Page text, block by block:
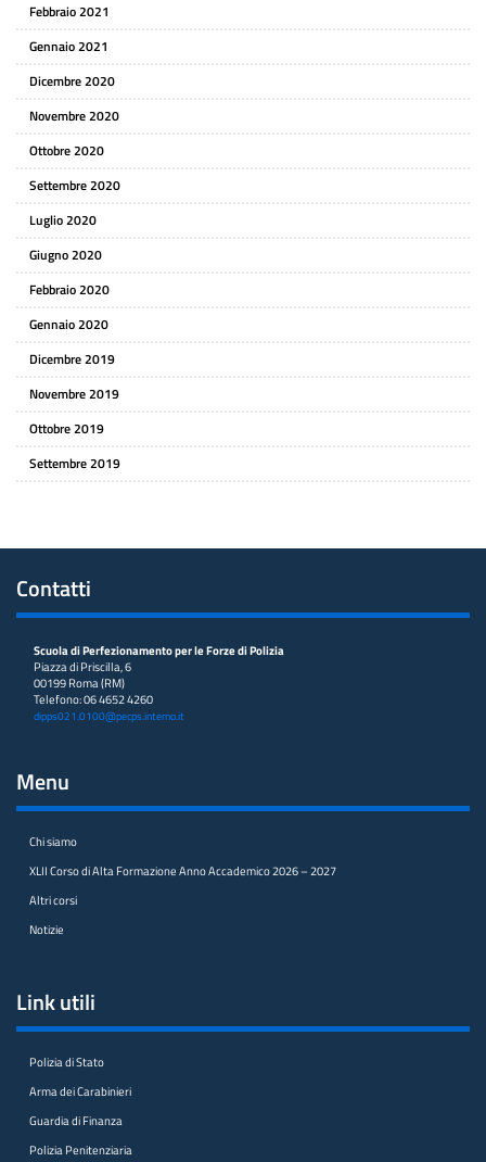
Febbraio 2021
Gennaio 2021
Dicembre 2020
Novembre 2020
Ottobre 2020
Settembre 2020
Luglio 2020
Giugno 2020
Febbraio 2020
Gennaio 2020
Dicembre 2019
Novembre 2019
Ottobre 2019
Settembre 2019
Contatti
Scuola di Perfezionamento per le Forze di Polizia
Piazza di Priscilla, 6
00199 Roma (RM)
Telefono: 06 4652 4260
dipps021.0100@pecps.interno.it
Menu
Chi siamo
XLII Corso di Alta Formazione Anno Accademico 2026 – 2027
Altri corsi
Notizie
Link utili
Polizia di Stato
Arma dei Carabinieri
Guardia di Finanza
Polizia Penitenziaria